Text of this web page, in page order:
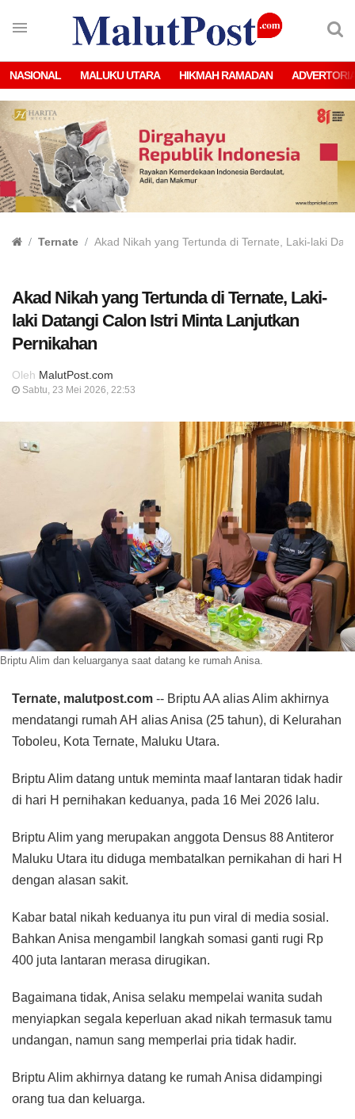
NASIONAL MALUKU UTARA HIKMAH RAMADAN
Ternate Akad Nikah yang Tertunda di Ternate, Laki-laki
Akad Nikah yang Tertunda di Ternate, Laki-
laki Datangi Calon Istri Minta Lanjutkan
Pernikahan
Oleh MalutPost.com
Sabtu, 23 Mei 2026, 22:53
Briptu Alim dan keluarganya saat datang ke rumah Anisa.
Ternate, malutpost.com -- Briptu AA alias Alim akhirnya
mendatangi rumah AH alias Anisa (25 tahun), di Kelurahan
Toboleu, Kota Ternate, Maluku Utara.
Briptu Alim datang untuk meminta maaf lantaran tidak hadir
di hari H pernihakan keduanya, pada 16 Mei 2026 lalu.
Briptu Alim yang merupakan anggota Densus 88 Antiteror
Maluku Utara itu diduga membatalkan pernikahan di hari H
dengan alasan sakit.
Kabar batal nikah keduanya itu pun viral di media sosial.
Bahkan Anisa mengambil langkah somasi ganti rugi Rp
400 juta lantaran merasa dirugikan.
Bagaimana tidak, Anisa selaku mempelai wanita sudah
menyiapkan segala keperluan akad nikah termasuk tamu
undangan, namun sang memperlai pria tidak hadir.
Briptu Alim akhirnya datang ke rumah Anisa didampingi
orang tua dan keluarga.